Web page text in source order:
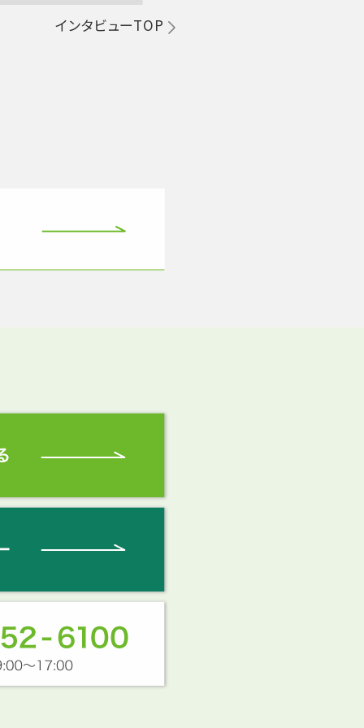
インタビューTOP